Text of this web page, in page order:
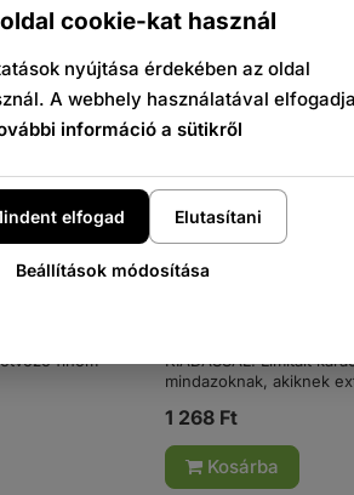
cookie-kat használ
nyújtása érdekében az oldal
A webhely használatával
információ a sütikről
elfogad Elutasítani
Beállítások módosítása
energia
energiaital,
finom
EREBOS Karácsonyi
Dobd fel a karácsonyt
KIADÁSSAL! Limitált
mindazoknak, akiknek
1 268 Ft
Kosárba